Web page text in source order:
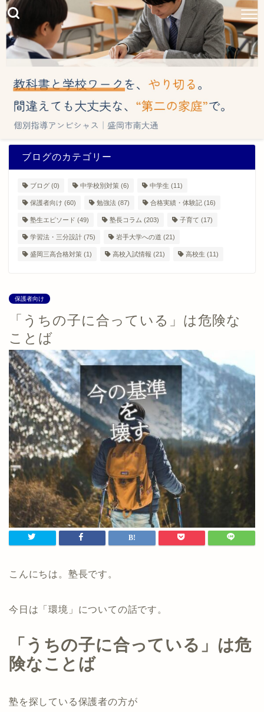
ブログのカテゴリー
ブログ (0) 中学校別対策 (6) 中学生 (11)
保護者向け (60) 勉強法 (87) 合格実績・体験記 (16)
塾生エピソード (49) 塾長コラム (203) 子育て (17)
学習法・三分設計 (75) 岩手大学への道 (21)
盛岡三高合格対策 (1) 高校入試情報 (21) 高校生 (11)
保護者向け
「うちの子に合っている」は危険な
ことば
こんにちは。塾長です。
今日は「環境」についての話です。
「うちの子に合っている」は危
険なことば
塾を探している保護者の方が